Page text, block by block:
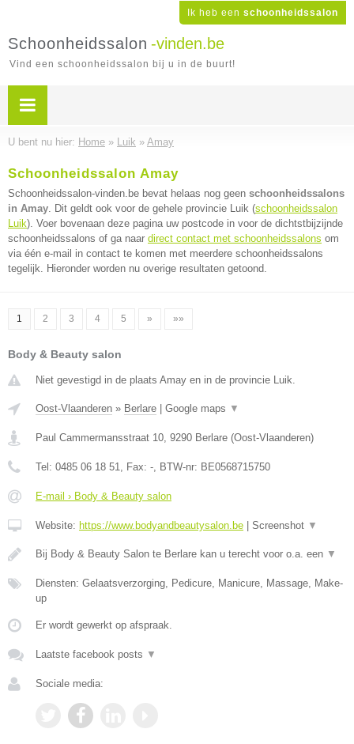
Ik heb een schoonheidssalon
Schoonheidssalon -vinden.be
Vind een schoonheidssalon bij u in de buurt!
U bent nu hier: Home » Luik » Amay
Schoonheidssalon Amay
Schoonheidssalon-vinden.be bevat helaas nog geen schoonheidssalons
in Amay. Dit geldt ook voor de gehele provincie Luik (schoonheidssalon
Luik). Voer bovenaan deze pagina uw postcode in voor de dichtstbijzijnde
schoonheidssalons of ga naar direct contact met schoonheidssalons om
via één e-mail in contact te komen met meerdere schoonheidssalons
tegelijk. Hieronder worden nu overige resultaten getoond.
1 2 3 4 5 » »»
Body & Beauty salon
Niet gevestigd in de plaats Amay en in de provincie Luik.
Oost-Vlaanderen » Berlare Google maps ▼
Paul Cammermansstraat 10, 9290 Berlare (Oost-Vlaanderen)
Tel: 0485 06 18 51, Fax: -, BTW-nr: BE0568715750
E-mail › Body & Beauty salon
Website: https://www.bodyandbeautysalon.be Screenshot ▼
Bij Body & Beauty Salon te Berlare kan u terecht voor o.a. een ▼
Diensten: Gelaatsverzorging, Pedicure, Manicure, Massage, Make-
up
Er wordt gewerkt op afspraak.
Laatste facebook posts ▼
Sociale media: